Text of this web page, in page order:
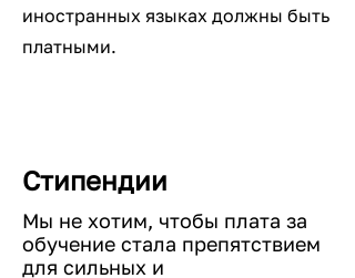
иностранных языках должны быть
платными.
Стипендии
Мы не хотим, чтобы плата за
обучение стала препятствием
для сильных и